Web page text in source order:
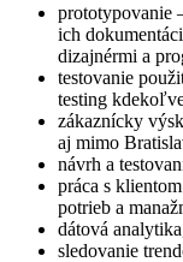
prototypovanie
ich
dizajnérmi a
testovanie
testing
zákaznícky
aj mimo
návrh a
práca s
potrieb a
dátová
sledovanie